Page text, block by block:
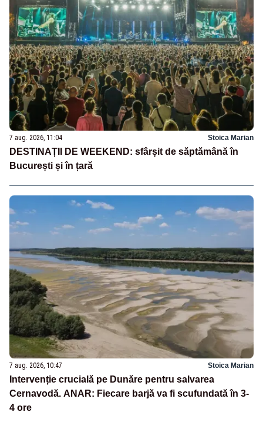
7 aug. 2026, 11:04 Stoica Marian
DESTINAȚII DE WEEKEND: sfârșit de săptămână în
București și în țară
7 aug. 2026, 10:47 Stoica Marian
Intervenție crucială pe Dunăre pentru salvarea
Cernavodă. ANAR: Fiecare barjă va fi scufundată în 3-
4 ore